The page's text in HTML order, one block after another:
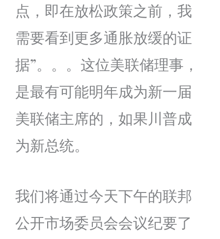
点，即在放松政策之前，我
需要看到更多通胀放缓的证
据”。。。这位美联储理事，
是最有可能明年成为新一届
美联储主席的，如果川普成
为新总统。
我们将通过今天下午的联邦
公开市场委员会会议纪要了